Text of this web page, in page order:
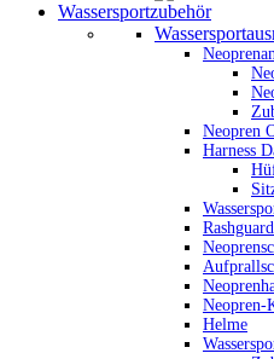
Wassersportzubehör
Neopren
Harness
Neopren-
Helme